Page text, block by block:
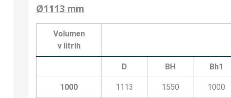
Ø1113 mm
Volumen
v litrih
D BH Bh1
1000 1113 1550 1000